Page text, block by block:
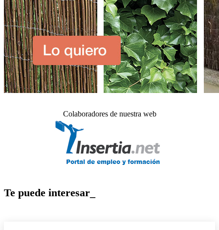
Colaboradores de nuestra web
Te puede interesar_